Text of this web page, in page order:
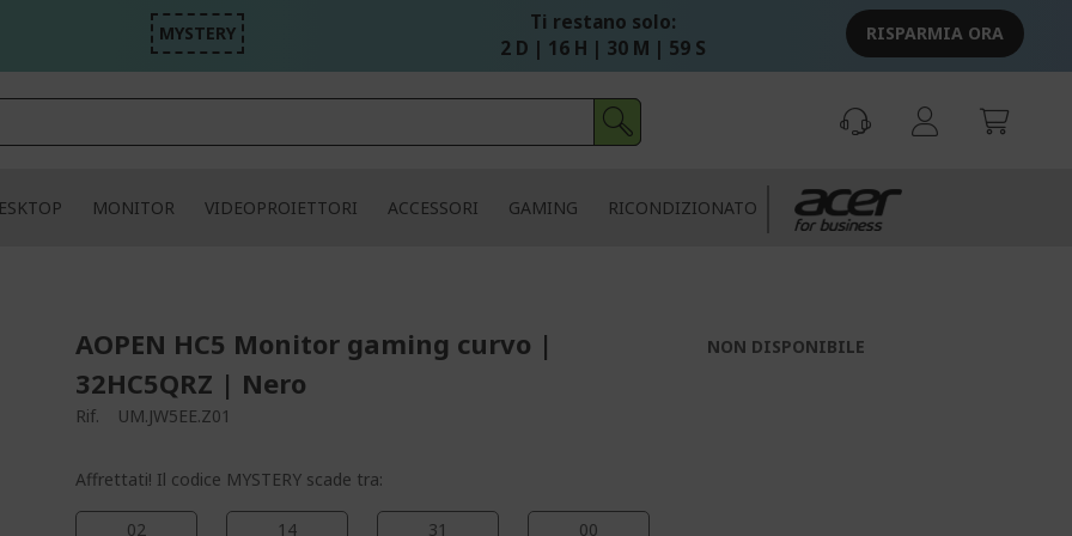
MYSTERY
Ti restano solo:
2 D | 16 H | 30 M | 59 S
RISPARMIA ORA
MONITOR VIDEOPROIETTORI ACCESSORI GAMING RICONDIZIONATO
AOPEN HC5 Monitor gaming curvo |
32HC5QRZ | Nero
Rif. UM.JW5EE.Z01
Affrettati! Il codice MYSTERY scade tra:
02 14 30 59
NON DISPONIBILE